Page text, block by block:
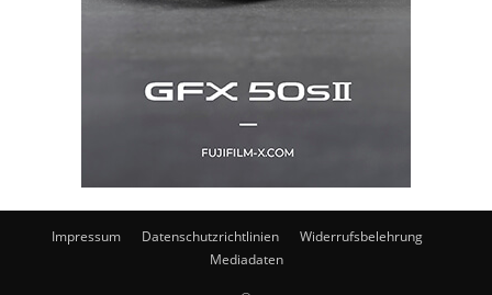
Impressum Datenschutzrichtlinien
Widerrufsbelehrung
Mediadaten